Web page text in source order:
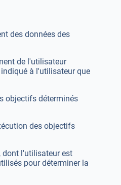
des données des
de l'utilisateur
à l'utilisateur que
objectifs déterminés
des objectifs
dont l'utilisateur est
pour déterminer la